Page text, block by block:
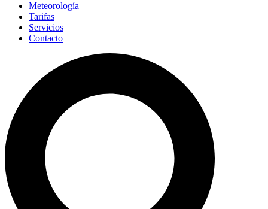
Meteorología
Tarifas
Servicios
Contacto